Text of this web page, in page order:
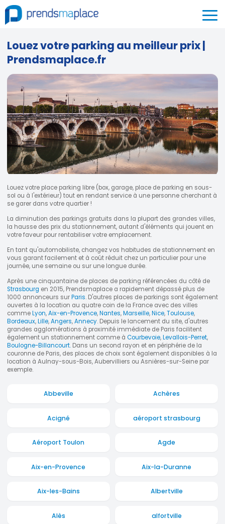
Louez votre parking au meilleur prix |
Prendsmaplace.fr
Louez votre place parking libre (box, garage, place de parking en sous-
sol ou à l'extérieur) tout en rendant service à une personne cherchant à
se garer dans votre quartier !
La diminution des parkings gratuits dans la plupart des grandes villes,
la hausse des prix du stationnement, autant d'éléments qui jouent en
votre faveur pour rentabiliser votre emplacement.
En tant qu'automobiliste, changez vos habitudes de stationnement en
vous garant facilement et à coût réduit chez un particulier pour une
journée, une semaine ou sur une longue durée.
Après une cinquantaine de places de parking référencées du côté de
Strasbourg en 2015, Prendsmaplace a rapidement dépassé plus de
1000 annonceurs surParis. D'autres places de parkings sont également
ouvertes à la location au quatre coin de la France avec des villes
commeLyon,Aix-en-Provence,Nantes,Marseille,Nice,Toulouse,
Bordeaux,Lille,Angers,Annecy. Depuis le lancement du site, d'autres
grandes agglomérations à proximité immédiate de Paris facilitent
également un stationnement comme à Courbevoie,Levallois-Perret,
Boulogne-Billancourt. Dans un second rayon et en périphérie de la
couronne de Paris, des places de choix sont également disponibles à la
location à Aulnay-sous-Bois, Aubervilliers ou Asnières-sur-Seine par
exemple.
Abbeville Achères
Acigné aéroport strasbourg
Aéroport Toulon Agde
Aix-en-Provence Aix-la-Duranne
Aix-les-Bains Albertville
Alès alfortville